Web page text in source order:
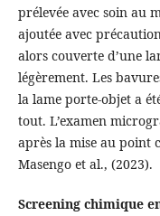
prélevée avec soin au
ajoutée avec
alors couverte d’une
légèrement. Les
la lame porte-objet a
tout. L’examen
après la mise au point
Masengo et al., (2023).
Screening chimique